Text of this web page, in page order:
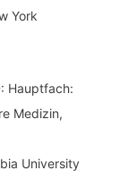
York
Hauptfach:
Medizin,
University